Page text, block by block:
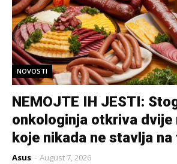
NOVOSTI
NEMOJTE IH JESTI:
onkologinja otkriva dvije
koje nikada ne stavlja
Asus - August 7, 2026